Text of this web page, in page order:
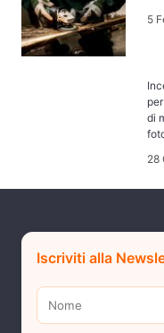
5
di
28
Iscriviti alla